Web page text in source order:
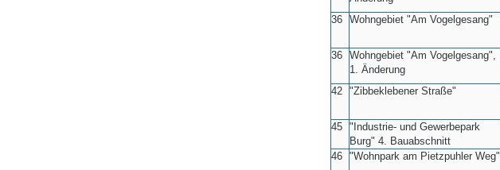
36 Wohngebiet "Am Vogelgesang"
36
Wohngebiet "Am Vogelgesang",
1. Änderung
42 "Zibbeklebener Straße"
45
"Industrie- und Gewerbepark
Burg" 4. Bauabschnitt
46 "Wohnpark am Pietzpuhler Weg"